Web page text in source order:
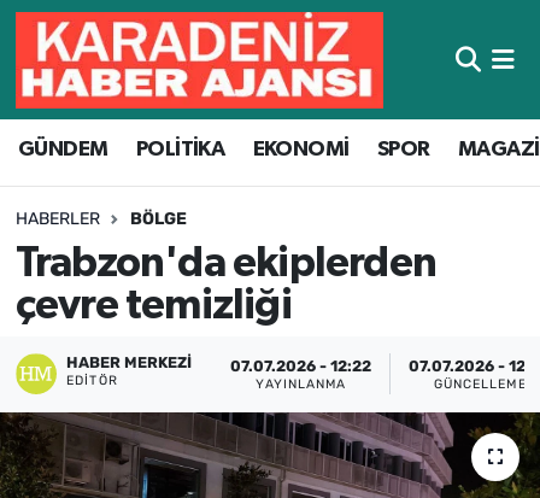
GÜNDEM POLİTİKA EKONOMİ SPOR
HABERLER BÖLGE
Trabzon'da ekiplerden
çevre temizliği
HABER MERKEZI
EDITÖR
07.07.2026 - 12:22
YAYINLANMA
07.07.2026 -
GÜNCELLEME
Hava Durumu
Trafik Durumu
Süper Lig Puan Durumu ve Fikstür
Tüm Manşetler